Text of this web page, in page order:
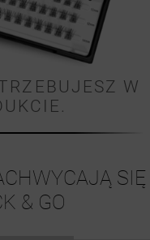
W
SIĘ
& GO